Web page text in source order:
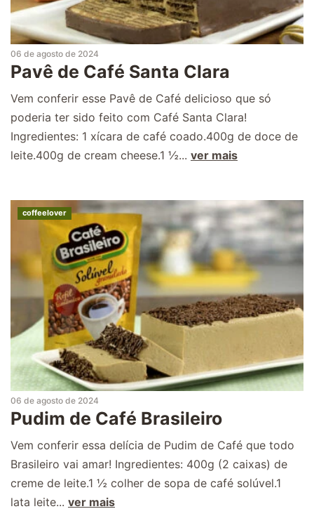
06 de agosto de 2024
Pavê de Café Santa Clara
Vem conferir esse Pavê de Café delicioso que só
poderia ter sido feito com Café Santa Clara!
Ingredientes: 1 xícara de café coado.400g de doce de
leite.400g de cream cheese.1 ½... ver mais
coffeelover
06 de agosto de 2024
Pudim de Café Brasileiro
Vem conferir essa delícia de Pudim de Café que todo
Brasileiro vai amar! Ingredientes: 400g (2 caixas) de
creme de leite.1 ½ colher de sopa de café solúvel.1
lata leite... ver mais